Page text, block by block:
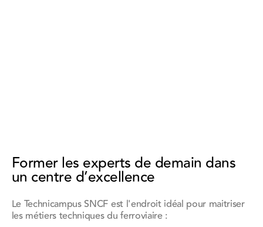
Former les experts de demain dans
un centre d’excellence
Le Technicampus SNCF est l'endroit idéal pour maitriser
les métiers techniques du ferroviaire :